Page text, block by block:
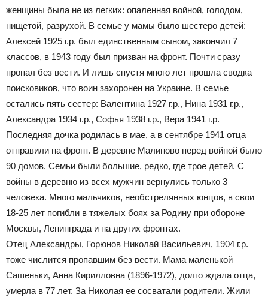
женщины была не из легких: опаленная войной, голодом,
нищетой, разрухой. В семье у мамы было шестеро детей:
Алексей 1925 г.р. был единственным сыном, закончил 7
классов, в 1943 году был призван на фронт. Почти сразу
пропал без вести. И лишь спустя много лет прошла сводка
поисковиков, что воин захоронен на Украине. В семье
остались пять сестер: Валентина 1927 г.р., Нина 1931 г.р.,
Александра 1934 г.р., Софья 1938 г.р., Вера 1941 г.р.
Последняя дочка родилась в мае, а в сентябре 1941 отца
отправили на фронт. В деревне Малиново перед войной было
90 домов. Семьи были большие, редко, где трое детей. С
войны в деревню из всех мужчин вернулись только 3
человека. Много мальчиков, необстрелянных юнцов, в свои
18-25 лет погибли в тяжелых боях за Родину при обороне
Москвы, Ленинграда и на других фронтах.
Отец Александры, Горюнов Николай Васильевич, 1904 г.р.
тоже числится пропавшим без вести. Мама маленькой
Сашеньки, Анна Кирилловна (1896-1972), долго ждала отца,
умерла в 77 лет. За Николая ее сосватали родители. Жили